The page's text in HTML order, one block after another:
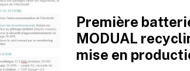
Première
MODUAL
mise en